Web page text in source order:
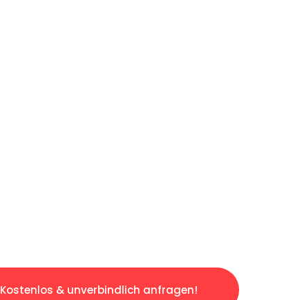
Kostenlos & unverbindlich anfragen!